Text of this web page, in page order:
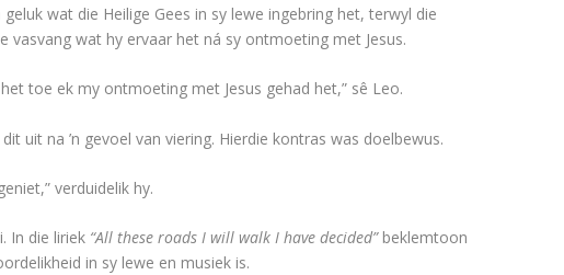
wat die Heilige Gees in sy lewe ingebring het, terwyl die
wat hy ervaar het ná sy ontmoeting met Jesus.
toe ek my ontmoeting met Jesus gehad het,” sê Leo.
uit na ’n gevoel van viering. Hierdie kontras was doelbewus.
verduidelik hy.
In die liriek “All these roads I will walk I have decided”beklemtoon
in sy lewe en musiek is.